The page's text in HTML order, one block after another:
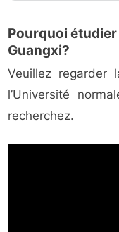
Pourquoi étudier
Guangxi?
Veuillez regarder
l’Université
recherchez.